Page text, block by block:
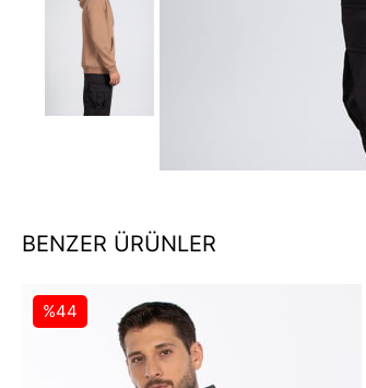
BENZER ÜRÜNLER
%44